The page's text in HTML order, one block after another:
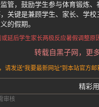
管，鼓励学生参与体育锻炼
关键是兼顾学生、家长、学
的假期。
或延后学生家长两极反应暑假调整原
转载自黑子网，更
请发送“我要最新网址”到本站官方
精彩